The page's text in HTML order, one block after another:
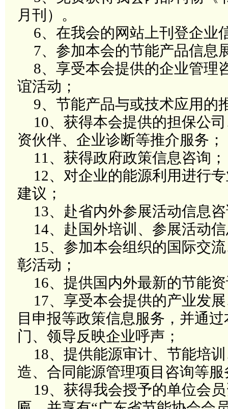
月刊）。
6、在我会的网站上刊登企业
7、参加本会的节能产品信息
8、享受本会提供的企业管理
谊活动 ；
9、节能产品与或技术应用的
10、获得本会提供的担保公
资伙伴、企业诊断等推介服务 ；
11 、获得政府政策信息咨询 ；
12、对企业的能源利用进行
建议 ；
13、赴省内外参展活动信息
14、赴国外培训、参展活动
15、参加本会组织的国际交
彰活动 ；
16、提供国内外最新的节能
17、享受本会提供的产业发
目申报等政策信息服务，并通
门、领导反映企业呼声 ；
18、提供能源审计、节能培
造、合同能源管理项目咨询等服
19、获得我会授予的单位会